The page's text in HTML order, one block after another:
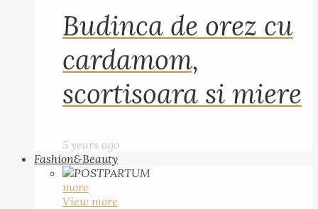
Budinca de orez cu
cardamom,
scortisoara si miere
5 years ago
Fashion&Beauty
more
View more